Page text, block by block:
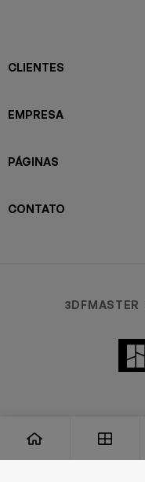
CLIENTES
EMPRESA
PÁGINAS
CONTATO
3DFMASTER